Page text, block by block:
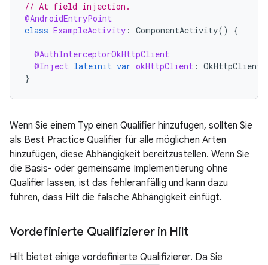
// At field injection.
@AndroidEntryPoint
class ExampleActivity : ComponentActivity() {
@AuthInterceptorOkHttpClient
@Inject lateinit var okHttpClient : OkHttpClient
}
Wenn Sie einem Typ einen Qualifier hinzufügen, sollten Sie
als Best Practice Qualifier für alle möglichen Arten
hinzufügen, diese Abhängigkeit bereitzustellen. Wenn Sie
die Basis- oder gemeinsame Implementierung ohne
Qualifier lassen, ist das fehleranfällig und kann dazu
führen, dass Hilt die falsche Abhängigkeit einfügt.
Vordefinierte Qualifizierer in Hilt
Hilt bietet einige vordefinierte Qualifizierer. Da Sie